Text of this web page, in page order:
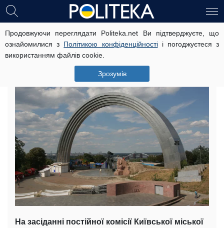
Продовжуючи переглядати Politeka.net Ви підтверджуєте, що
ознайомилися з Політикою конфіденційностіі погоджуєтеся з
використанням файлів cookie.
Зрозумів
Чергова хвиля перейменувань у
Києві: які вулиці стануть “новими”
На засіданні постійної комісії Київської міської